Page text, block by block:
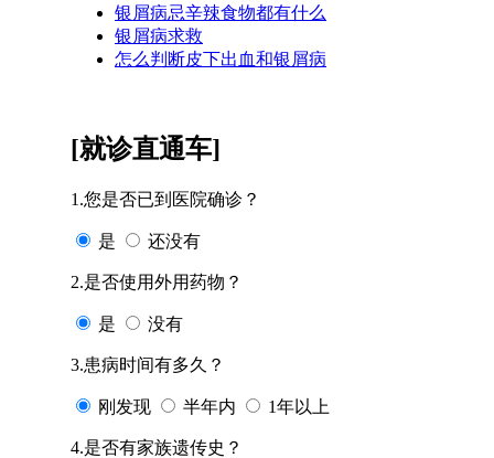
银屑病忌辛辣食物都有什么
银屑病求救
怎么判断皮下出血和银屑病
[就诊直通车]
1.您是否已到医院确诊？
是 还没有
2.是否使用外用药物？
是 没有
3.患病时间有多久？
刚发现 半年内 1年以上
4.是否有家族遗传史？